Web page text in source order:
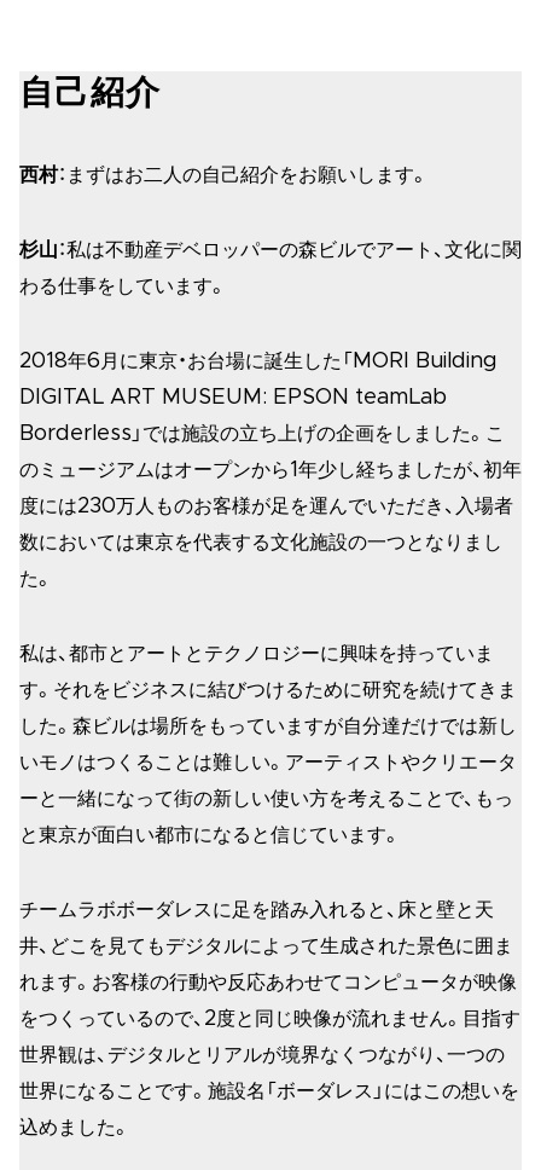
自己紹介
西村：まずはお二人の自己紹介をお願いします。
杉山：私は不動産デベロッパーの森ビルでアート、文化に関
わる仕事をしています。
2018年6月に東京・お台場に誕生した「MORI Building
DIGITAL ART MUSEUM: EPSON teamLab
Borderless」では施設の立ち上げの企画をしました。こ
のミュージアムはオープンから1年少し経ちましたが、初年
度には230万人ものお客様が足を運んでいただき、入場者
数においては東京を代表する文化施設の一つとなりまし
た。
私は、都市とアートとテクノロジーに興味を持っていま
す。それをビジネスに結びつけるために研究を続けてきま
した。森ビルは場所をもっていますが自分達だけでは新し
いモノはつくることは難しい。アーティストやクリエータ
ーと一緒になって街の新しい使い方を考えることで、もっ
と東京が面白い都市になると信じています。
チームラボボーダレスに足を踏み入れると、床と壁と天
井、どこを見てもデジタルによって生成された景色に囲ま
れます。お客様の行動や反応あわせてコンピュータが映像
をつくっているので、2度と同じ映像が流れません。目指す
世界観は、デジタルとリアルが境界なくつながり、一つの
世界になることです。施設名「ボーダレス」にはこの想いを
込めました。